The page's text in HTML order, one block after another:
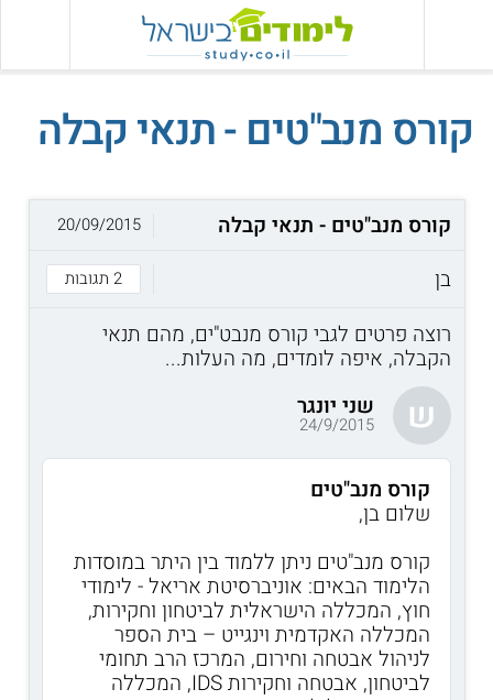
קורס מנב"טים - תנאי קבלה
קורס מנב"טים - תנאי קבלה
בן
2 תגובות
20/09/2015
רוצה פרטים לגבי קורס מנבט"ים, מהם תנאי
הקבלה, איפה לומדים, מה העלות...
ש שני יונגר
24/9/2015
קורס מנב"טים
שלום בן,
קורס מנב"טים ניתן ללמוד בין היתר במוסדות
הלימוד הבאים: אוניברסיטת אריאל - לימודי
חוץ, המכללה הישראלית לביטחון וחקירות,
המכללה האקדמית וינגייט – בית הספר
לניהול אבטחה וחירום, המרכז הרב תחומי
לביטחון, אבטחה וחקירות IDS, המכללה